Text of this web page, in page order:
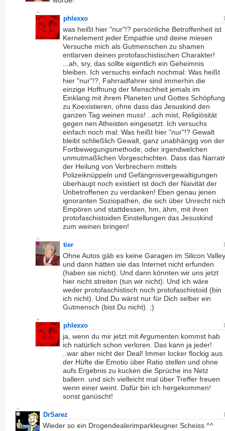
phlexxo
was heißt hier "nur"!? persönliche Betroffenheit ist
Kernelement jeder Empathie und deine miesen
Versuche mich als Gutmenschen zu shamen
entlarven deinen protofaschistischen Charakter!
...ah, sry, das sollte eigentlich ein Geheimnis
bleiben. Ich versuchs einfach nochmal: Was heißt
hier "nur"!?, Fahrradfahrer sind immerhin die
einzige Hoffnung der Menschheit jemals im
Einklang mit ihrem Planeten und Gottes Schöpfung
zu Koexistieren, ohne dass das Jesuskind den
ganzen Tag weinen muss! ..ach mist, Religiösität
gegen nen Atheisten eingesetzt. Ich versuchs
einfach noch mal: Was heißt hier "nur"!? Gewalt
bleibt schließlich Gewalt, ganz unabhängig von der
Fortbewegungsmethode, oder irgendwelchen
unmutmaßlichen Vorgeschichten. Dass das
der Heilung von Verbrechern mittels
Polizeiknüppeln und Gefängnisvergewaltigungen
überhaupt noch existiert ist doch der Naivität der
Unbetroffenen zu verdanken! Eben genau jenen
ignoranten Soziopathen, die sich über Unrecht
Empören und stattdessen, hm, ähm, mit ihren
protofaschistoiden Einstellungen das Jesuskind
zum weinen bringen!
tier
Ohne Autos gäb es keine Garagen im Silicon Valley
und dann hätten sie das Internet nicht erfunden
(haben sie nicht). Und dann könnten wir uns jetzt
hier nicht streiten (tun wir nicht). Und ich wäre
weder protofaschistisch noch protofaschistoid (bin
ich nicht). Und Du wärst nur für Dich selber ein
Gutmensch (bist Du nicht). ;)
phlexxo
ja, wenn du mir jetzt mit Argumenten kommst hab
ich natürlich schon verloren. Das kann ja jeder!
..war aber nicht der Deal! Immer locker flockig aus
der Hüfte die Emotio über Ratio stellen und ohne
aufs Ergebnis zu kucken die Sprüche ins Netz
ballern. und sich vielleicht mal über Treffer freuen
wenn einer weint. Dafür bin ich hergekommen!
sonst ganüscht!
DrSarez
Wieder so ein Drogendealerimparkleugner Scheiss ^^